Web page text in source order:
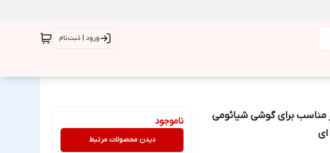
ورود | ثبت‌نام
مناسب برای گوشی شیائومی
ناموجود
دیدن محصولات مرتبط